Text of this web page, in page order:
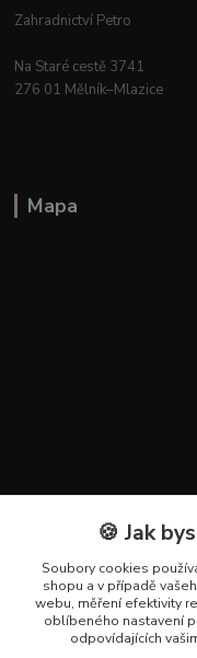
Zahradnictví Petro
Na Staré cestě 3741
276 01 Mělník–Mlazice
Mapa
Kontakty
+420 602 223 614
🍪 Jak
Soubory cookies
shopu a v případě
webu, měření efektivity
oblíbeného nastavení
odpovídajících